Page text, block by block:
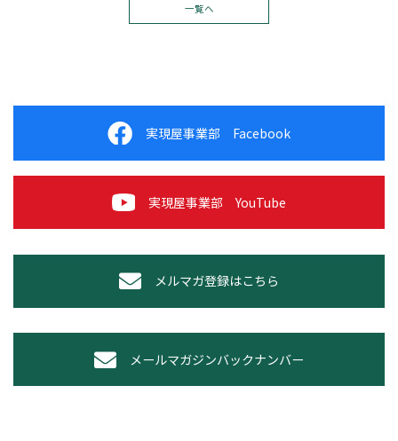
一覧へ
実現屋事業部 Facebook
実現屋事業部 YouTube
メルマガ登録はこちら
メールマガジンバックナンバー